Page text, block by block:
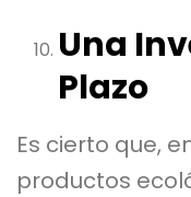
Una
Plazo
Es cierto que,
productos